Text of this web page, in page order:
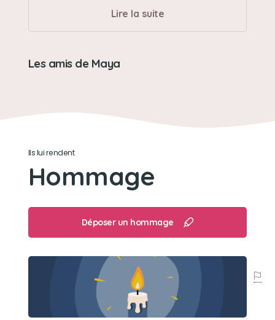
Sa bêtise préférée
et joueuse.
Son jouet préféré
une souris remplie d'herbe à chats
Son loisir préféré
regarder par la fenêtre les oiseaux.
Lire la suite
Les amis de Maya
Ils lui rendent
Hommage
Déposer un hommage